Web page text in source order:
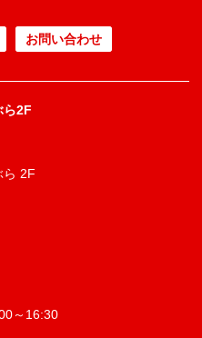
お問い合わせ
ら2F
ら 2F
～16:30